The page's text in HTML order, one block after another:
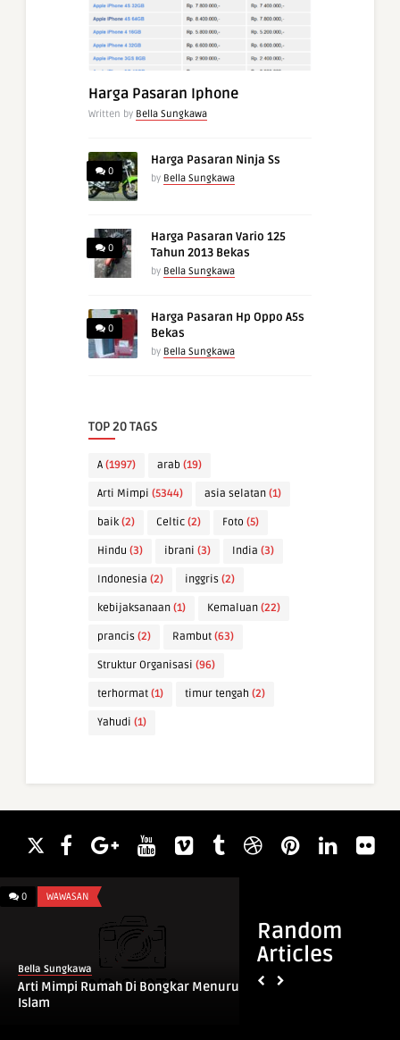
Harga Pasaran Iphone
Written by Bella Sungkawa
0
Harga Pasaran Ninja Ss
by Bella Sungkawa
0
Harga Pasaran Vario 125
Tahun 2013 Bekas
by Bella Sungkawa
0
Harga Pasaran Hp Oppo A5s
Bekas
by Bella Sungkawa
TOP 20 TAGS
A (1997) arab (19)
Arti Mimpi (5344) asia selatan (1)
baik (2) Celtic (2) Foto (5)
Hindu (3) ibrani (3) India (3)
Indonesia (2) inggris (2)
kebijaksanaan (1) Kemaluan (22)
prancis (2) Rambut (63)
Struktur Organisasi (96)
terhormat (1) timur tengah (2)
Yahudi (1)
Random
Articles
0 WAWASAN
Bella Sungkawa
Arti Mimpi Rumah Di Bongkar Menurut
Islam